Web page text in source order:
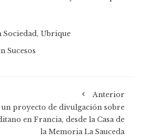
Sociedad, Ubrique
Sucesos
Anterior
un proyecto de divulgación sobre
en Francia, desde la Casa de
la Memoria La Sauceda